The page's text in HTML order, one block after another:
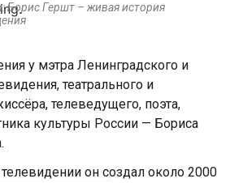
Борис Гершт – живая история
у мэтра Ленинградского и
театрального и
телеведущего, поэта,
культуры России — Бориса
он создал около 2000